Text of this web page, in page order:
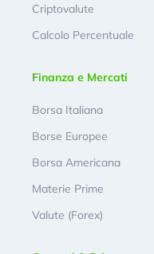
Criptovalute
Calcolo Percentuale
Finanza e Mercati
Borsa Italiana
Borse Europee
Borsa Americana
Materie Prime
Valute (Forex)